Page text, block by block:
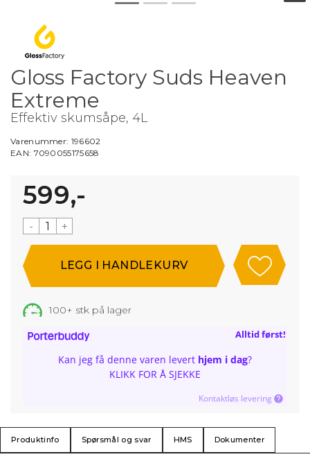
Gloss Factory Suds Heaven
Extreme
Effektiv skumsåpe, 4L
Varenummer: 196602
EAN: 7090055175658
599,-
- +
100+ stk på lager
Alltid først!
Kan jeg få denne varen levert hjem i dag?
KLIKK FOR Å SJEKKE
Kontaktløs levering
Produktinfo Spørsmål og svar HMS Dokumenter